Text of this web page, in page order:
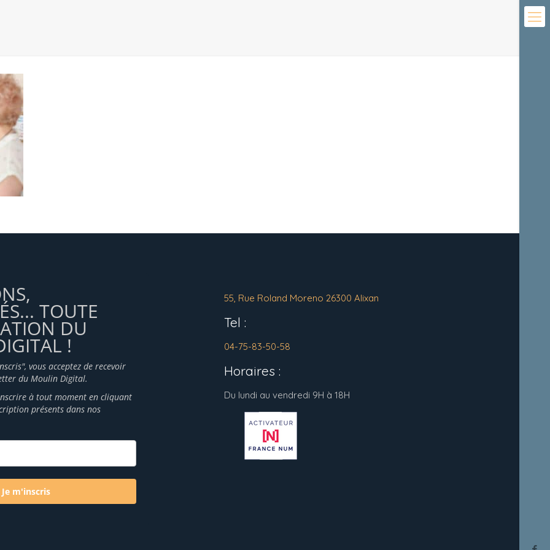
TOUTE
DU
!
vous acceptez de recevoir
du Moulin Digital.
à tout moment en cliquant
présents dans nos
Je m'inscris
55, Rue Roland Moreno 26300 Alixan
Tel :
04-75-83-50-58
Horaires :
Du lundi au vendredi 9H à 18H